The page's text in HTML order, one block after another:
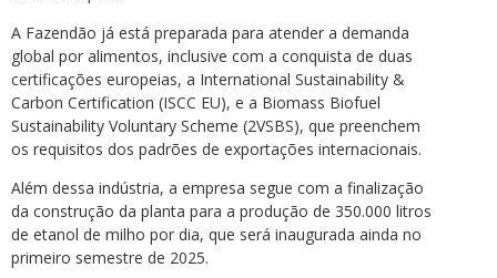
A Fazendão já está preparada para atender a demanda
global por alimentos, inclusive com a conquista de duas
certificações europeias, a International Sustainability &
Carbon Certification (ISCC EU), e a Biomass Biofuel
Sustainability Voluntary Scheme (2VSBS), que preenchem
os requisitos dos padrões de exportações internacionais.
Além dessa indústria, a empresa segue com a finalização
da construção da planta para a produção de 350.000 litros
de etanol de milho por dia, que será inaugurada ainda no
primeiro semestre de 2025.